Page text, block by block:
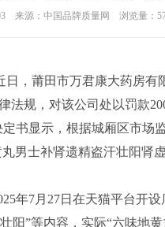
来源： 中国品牌质量网 浏览量：
日，莆田市万君康大药房有
法规，对该公司处以罚款
书显示，根据城厢区市场
男士补肾遗精盗汗壮阳肾
7月27日在天猫平台开设
阳”等内容，实际“六味地